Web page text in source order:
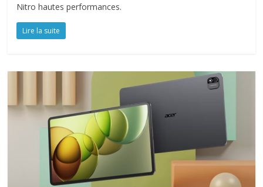
Nitro hautes performances.
Lire la suite